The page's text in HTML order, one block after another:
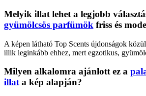
Melyik illat lehet a legjobb
gyümölcsös parfümök friss és
A képen látható Top Scents újdonságok
illik leginkább ehhez, mert egzotikus,
Milyen alkalomra ajánlott ez a
illata kép alapján?